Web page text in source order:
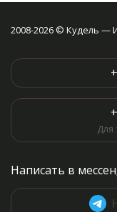
2008-2026 © Кудель —
Для
Написать в